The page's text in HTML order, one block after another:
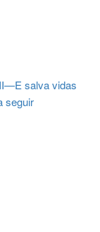
salva vidas
seguir